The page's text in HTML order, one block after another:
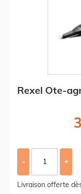
Rexel Ote-
- +
Livraison offerte